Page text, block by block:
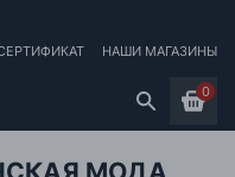
НАШИ МАГАЗИНЫ
0